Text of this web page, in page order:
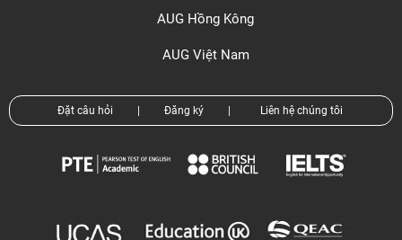
AUG Hồng Kông
AUG Việt Nam
Đặt câu hỏi | Đăng ký | Liên hệ chúng tôi